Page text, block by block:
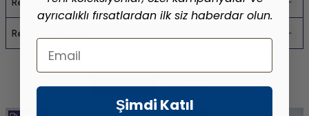
Recommend It
Return Conditions
Benzer Ürünler Son Bakılanlar
ayrıcalıklı fırsatlardan ilk siz haberdar olun.
Email
Şimdi Katıl